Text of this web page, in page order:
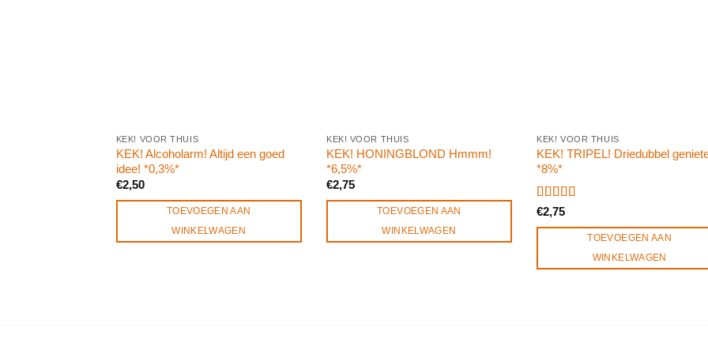
KEK! VOOR THUIS
KEK! Alcoholarm! Altijd een goed
idee! *0,3%*
€2,50
TOEVOEGEN AAN
WINKELWAGEN
KEK! VOOR THUIS
KEK! HONINGBLOND Hmmm!
*6,5%*
€2,75
TOEVOEGEN AAN
WINKELWAGEN
KEK! VOOR THUIS
KEK! TRIPEL! Driedubbel
*8%*
Gewaardeerd
€2,75
TOEVOEGEN AAN
WINKELWAGEN